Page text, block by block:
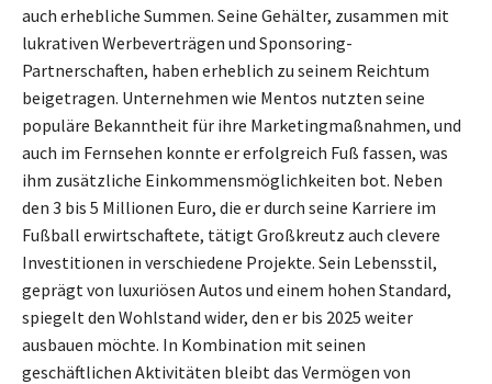
auch erhebliche Summen. Seine Gehälter, zusammen mit
lukrativen Werbeverträgen und Sponsoring-
Partnerschaften, haben erheblich zu seinem Reichtum
beigetragen. Unternehmen wie Mentos nutzten seine
populäre Bekanntheit für ihre Marketingmaßnahmen, und
auch im Fernsehen konnte er erfolgreich Fuß fassen, was
ihm zusätzliche Einkommensmöglichkeiten bot. Neben
den 3 bis 5 Millionen Euro, die er durch seine Karriere im
Fußball erwirtschaftete, tätigt Großkreutz auch clevere
Investitionen in verschiedene Projekte. Sein Lebensstil,
geprägt von luxuriösen Autos und einem hohen Standard,
spiegelt den Wohlstand wider, den er bis 2025 weiter
ausbauen möchte. In Kombination mit seinen
geschäftlichen Aktivitäten bleibt das Vermögen von